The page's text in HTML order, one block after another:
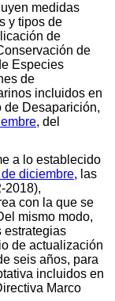
medidas
y tipos de
de
de
Especies
de
incluidos en
de Desaparición,
, del
a lo establecido
diciembre, las
2018),
con la que se
mismo modo,
estrategias
de actualización
seis años, para
incluidos en
Marco